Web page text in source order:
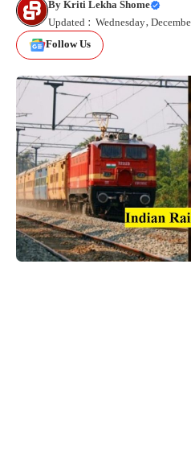
ByKriti Lekha Shome
Updated : Wednesday,
Follow Us